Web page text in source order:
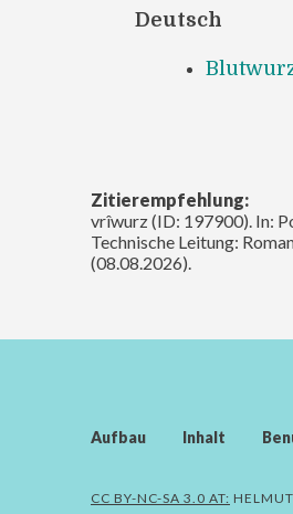
Deutsch
Zitierempfehlung:
vrîwurz (ID: 197900). In:
Technische Leitung:
(08.08.2026).
Aufbau Inhalt
CC BY-NC-SA 3.0 AT: